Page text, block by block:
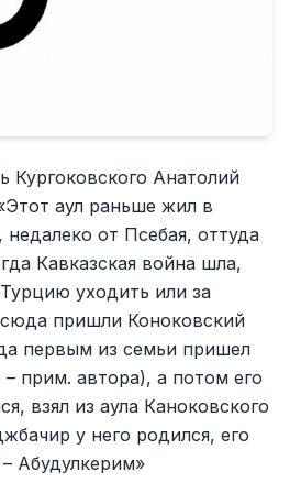
Кургоковского Анатолий
аул раньше жил в
от Псебая, оттуда
Кавказская война шла,
уходить или за
пришли Коноковский
первым из семьи пришел
прим. автора), а потом его
взял из аула Каноковского
у него родился, его
Абудулкерим»